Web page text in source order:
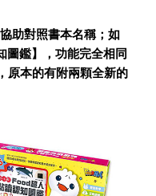
助對照書本名稱；如
圖鑑】，功能完全相同
原本的有附兩顆全新的